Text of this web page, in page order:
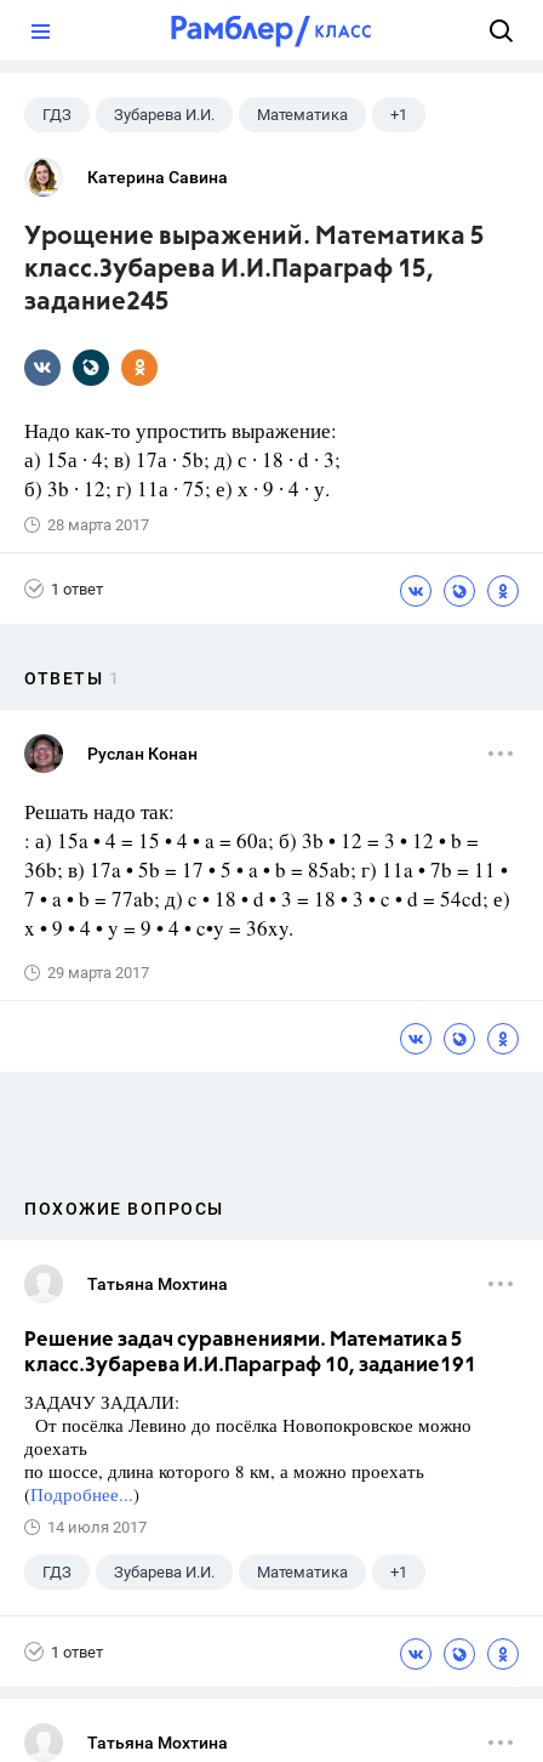
ГДЗ Зубарева И.И. Математика +1
5 класс
Катерина Савина
Урощение выражений. Математика 5
класс.Зубарева И.И.Параграф 15,
задание245
Надо как-то упростить выражение:
а) 15а ∙ 4; в) 17а ∙ 5b; д) с ∙ 18 ∙ d ∙ 3;
б) 3b ∙ 12; г) 11а ∙ 75; е) х ∙ 9 ∙ 4 ∙ у.
28 марта 2017
1 ответ
ОТВЕТЫ 1
Руслан Конан
Решать надо так:
: а) 15a • 4 = 15 • 4 • a = 60a; б) 3b • 12 = 3 • 12 • b =
36b; в) 17a • 5b = 17 • 5 • a • b = 85ab; г) 11a • 7b = 11 •
7 • a • b = 77ab; д) c • 18 • d • 3 = 18 • 3 • c • d = 54cd; е)
x • 9 • 4 • y = 9 • 4 • c•y = 36xy.
29 марта 2017
ПОХОЖИЕ ВОПРОСЫ
Татьяна Мохтина
Решение задач суравнениями. Математика 5
класс.Зубарева И.И.Параграф 10, задание191
ЗАДАЧУ ЗАДАЛИ:
От посёлка Левино до посёлка Новопокровское можно
доехать
по шоссе, длина которого 8 км, а можно проехать
(Подробнее...)
14 июля 2017
ГДЗ Зубарева И.И. Математика +1
1 ответ
Татьяна Мохтина